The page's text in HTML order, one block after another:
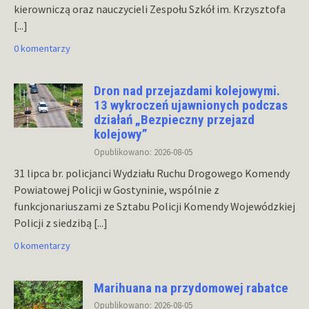
kierowniczą oraz nauczycieli Zespołu Szkół im. Krzysztofa
[...]
0 komentarzy
Dron nad przejazdami kolejowymi.
13 wykroczeń ujawnionych podczas
działań „Bezpieczny przejazd
kolejowy”
Opublikowano: 2026-08-05
31 lipca br. policjanci Wydziału Ruchu Drogowego Komendy
Powiatowej Policji w Gostyninie, wspólnie z
funkcjonariuszami ze Sztabu Policji Komendy Wojewódzkiej
Policji z siedzibą [...]
0 komentarzy
Marihuana na przydomowej rabatce
Opublikowano: 2026-08-05